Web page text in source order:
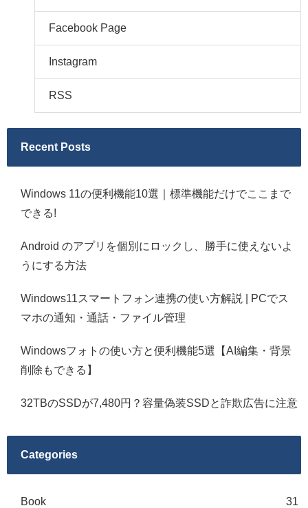
Facebook Page
Instagram
RSS
Recent Posts
Windows 11の便利機能10選｜標準機能だけでここまで
できる!
Android のアプリを個別にロックし、勝手に使えないよ
うにする方法
Windows11スマートフォン連携の使い方解説 | PCでス
マホの通知・通話・ファイル管理
Windowsフォトの使い方と便利機能5選【AI編集・背景
削除もできる】
32TBのSSDが7,480円？容量偽装SSDと詐欺広告に注意
Categories
Book 31